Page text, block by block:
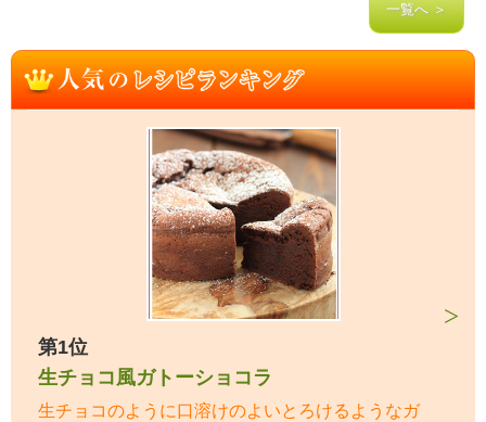
一覧へ ＞
第1位
生チョコ風ガトーショコラ
生チョコのように口溶けのよいとろけるようなガ